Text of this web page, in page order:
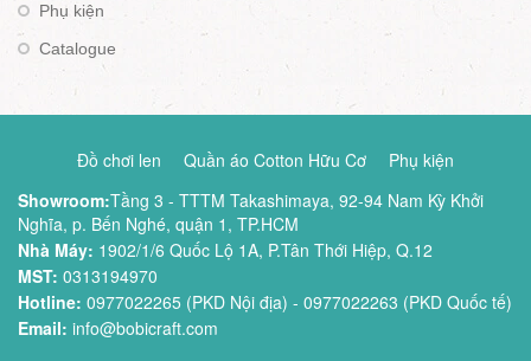
Phụ kiện
Catalogue
Đồ chơi len Quần áo Cotton Hữu Cơ
Phụ kiện
Showroom:Tầng 3 - TTTM Takashimaya, 92-94 Nam Kỳ Khởi
Nghĩa, p. Bến Nghé, quận 1, TP.HCM
Nhà Máy: 1902/1/6 Quốc Lộ 1A, P.Tân Thới Hiệp, Q.12
MST: 0313194970
Hotline: 0977022265 (PKD Nội địa) - 0977022263 (PKD Quốc tế)
Email: info@bobicraft.com